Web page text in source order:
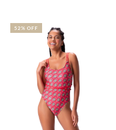
52% OFF